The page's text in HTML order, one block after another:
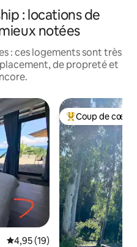
: locations de
notées
: ces logements sont très
de propreté et
Évaluation moyenne sur la
4,95 (19)
Coups de cœur
Coup de cœur